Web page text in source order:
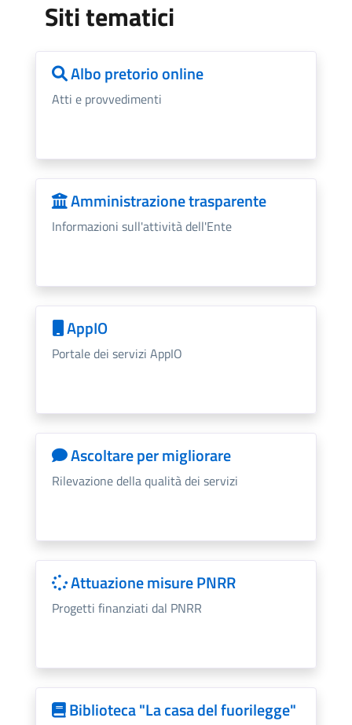
Siti tematici
Albo pretorio online
Atti e provvedimenti
Amministrazione trasparente
Informazioni sull'attività dell'Ente
AppIO
Portale dei servizi AppIO
Ascoltare per migliorare
Rilevazione della qualità dei servizi
Attuazione misure PNRR
Progetti finanziati dal PNRR
Biblioteca "La casa del fuorilegge"